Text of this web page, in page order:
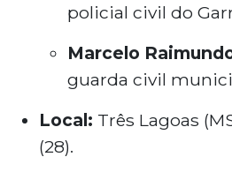
policial civil do
Marcelo
guarda civil
Local: Três Lagoas
(28).